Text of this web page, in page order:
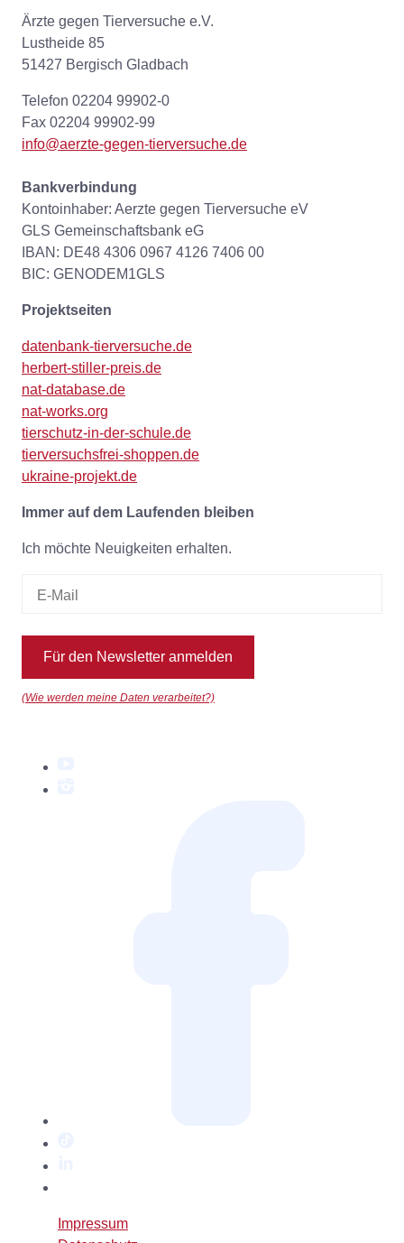
Ärzte gegen Tierversuche e.V.
Lustheide 85
51427 Bergisch Gladbach
Telefon 02204 99902-0
Fax 02204 99902-99
info@aerzte-gegen-tierversuche.de
Bankverbindung
Kontoinhaber: Aerzte gegen Tierversuche eV
GLS Gemeinschaftsbank eG
IBAN: DE48 4306 0967 4126 7406 00
BIC: GENODEM1GLS
Projektseiten
datenbank-tierversuche.de
herbert-stiller-preis.de
nat-database.de
nat-works.org
tierschutz-in-der-schule.de
tierversuchsfrei-shoppen.de
ukraine-projekt.de
Immer auf dem Laufenden bleiben
Ich möchte Neuigkeiten erhalten.
Für den Newsletter anmelden
(Wie werden meine Daten verarbeitet?)
XImpressum